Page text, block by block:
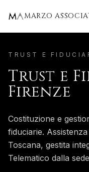
MARZO
Home Firenze Trust
TRUST E
Trust e
Firenze
Costituzione e
fiduciarie.
Toscana, gestita
Telematico dalla